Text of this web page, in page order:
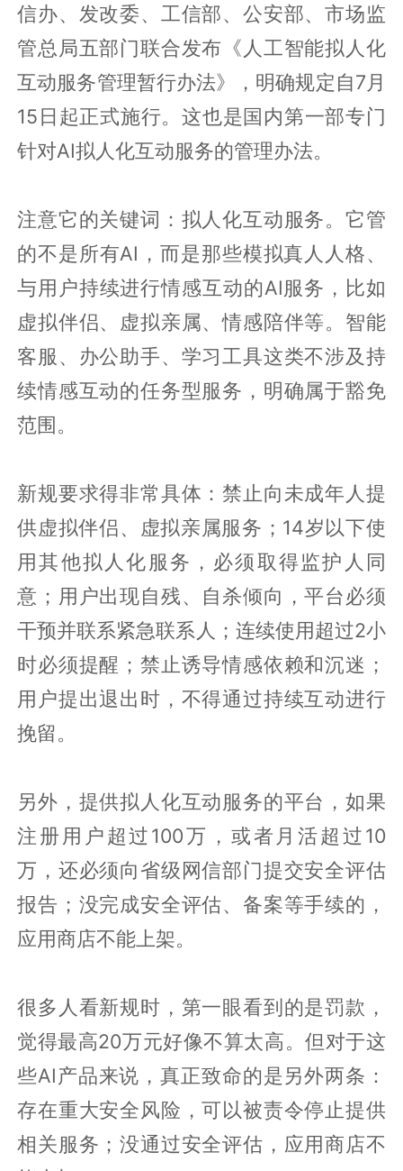
信办、发改委、工信部、公安部、市场监
管总局五部门联合发布《人工智能拟人化
互动服务管理暂行办法》，明确规定自7月
15日起正式施行。这也是国内第一部专门
针对AI拟人化互动服务的管理办法。
注意它的关键词：拟人化互动服务。它管
的不是所有AI，而是那些模拟真人人格、
与用户持续进行情感互动的AI服务，比如
虚拟伴侣、虚拟亲属、情感陪伴等。智能
客服、办公助手、学习工具这类不涉及持
续情感互动的任务型服务，明确属于豁免
范围。
新规要求得非常具体：禁止向未成年人提
供虚拟伴侣、虚拟亲属服务；14岁以下使
用其他拟人化服务，必须取得监护人同
意；用户出现自残、自杀倾向，平台必须
干预并联系紧急联系人；连续使用超过2小
时必须提醒；禁止诱导情感依赖和沉迷；
用户提出退出时，不得通过持续互动进行
挽留。
另外，提供拟人化互动服务的平台，如果
注册用户超过100万，或者月活超过10
万，还必须向省级网信部门提交安全评估
报告；没完成安全评估、备案等手续的，
应用商店不能上架。
很多人看新规时，第一眼看到的是罚款，
觉得最高20万元好像不算太高。但对于这
些AI产品来说，真正致命的是另外两条：
存在重大安全风险，可以被责令停止提供
相关服务；没通过安全评估，应用商店不